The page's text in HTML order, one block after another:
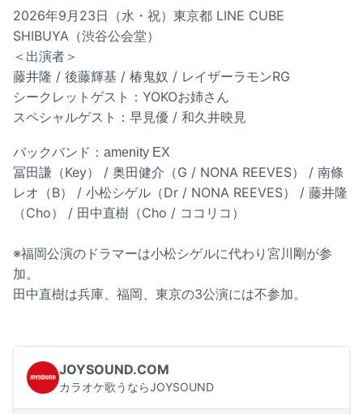
2026年9月23日（水・祝）東京都 LINE CUBE
SHIBUYA（渋谷公会堂）
＜出演者＞
藤井隆 / 後藤輝基 / 椿鬼奴 / レイザーラモンRG
シークレットゲスト：YOKOお姉さん
スペシャルゲスト：早見優 / 和久井映見
バックバンド：amenity EX
冨田謙（Key） / 奥田健介（G / NONA REEVES） / 南條
レオ（B） / 小松シゲル（Dr / NONA REEVES） / 藤井隆
（Cho） / 田中直樹（Cho / ココリコ）
※福岡公演のドラマーは小松シゲルに代わり宮川剛が参
加。
田中直樹は兵庫、福岡、東京の3公演には不参加。
JOYSOUND.COM
カラオケ歌うならJOYSOUND